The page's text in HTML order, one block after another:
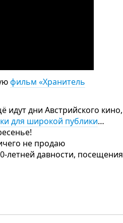
фильм «Хранитель
идут дни Австрийского кино,
для широкой публики…
не продаю
летней давности, посещения